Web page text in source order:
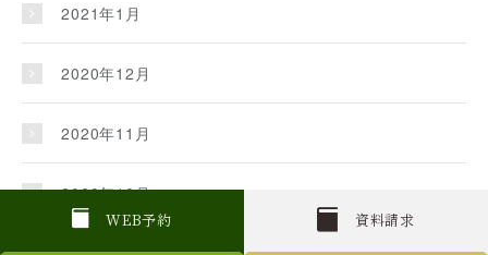
W EB予約 資料請求
2021年1月
2020年12月
2020年11月
2020年10月